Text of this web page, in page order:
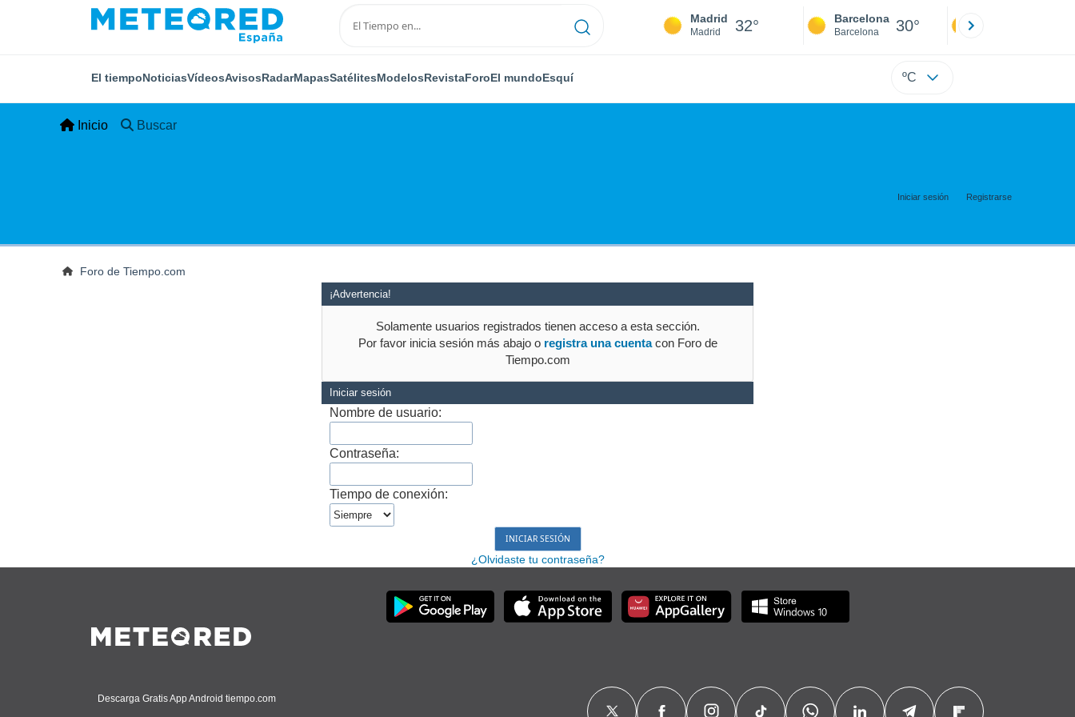
Madrid
Madrid 32° Barcelona
Barcelona 30°
El tiempoNoticiasVídeosAvisosRadarMapasSatélitesModelosRevistaForoEl mundoEsquí ºC
Inicio Buscar
Iniciar sesión Registrarse
Foro de Tiempo.com
¡Advertencia!
Solamente usuarios registrados tienen acceso a esta sección.
Por favor inicia sesión más abajo o registra una cuentacon Foro de
Tiempo.com
Iniciar sesión
Nombre de usuario:
Contraseña:
Tiempo de conexión:
¿Olvidaste tu contraseña?
Descarga Gratis App Android tiempo.com